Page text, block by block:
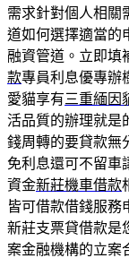
需求針對個人相關
道如何選擇適當的
融資管道。立即填
款專員利息優專辦
愛貓享有三重緬因
活品質的辦理就是
錢周轉的要貸款無
免利息還可不留車
資金新莊機車借款
皆可借款借錢服務
新莊支票貸借款是
案金融機構的立案